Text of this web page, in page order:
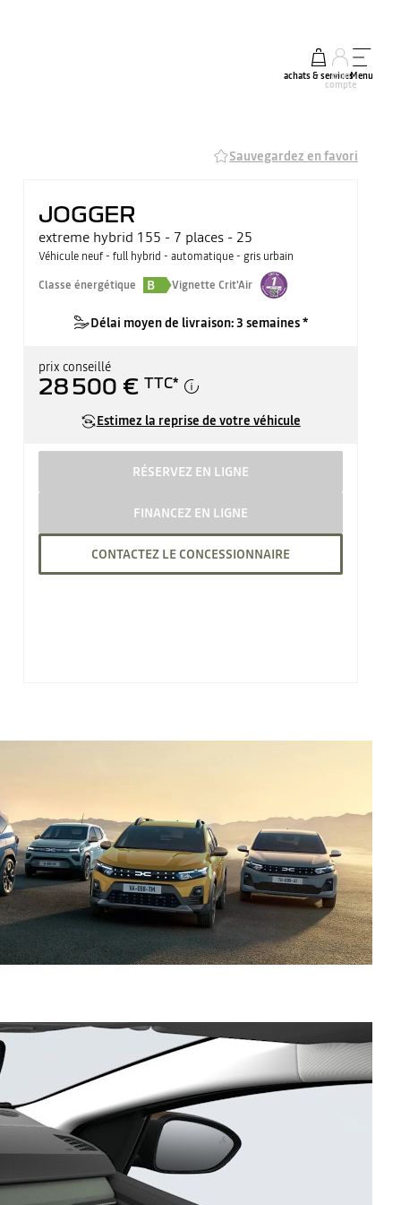
achats & services
mon
compte
Menu
Sauvegardez en favori
JOGGER
extreme hybrid 155 - 7 places - 25
Véhicule neuf - full hybrid - automatique - gris urbain
Classe énergétique
B Vignette Crit'Air
Délai moyen de livraison: 3 semaines *
prix conseillé
28 500 € TTC*
Estimez la reprise de votre véhicule
RÉSERVEZ EN LIGNE
FINANCEZ EN LIGNE
CONTACTEZ LE CONCESSIONNAIRE